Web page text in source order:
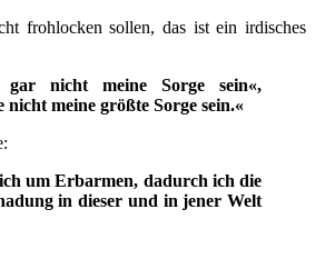
frohlocken sollen, das ist ein irdisches
nicht meine Sorge sein«,
nicht meine größte Sorge sein.«
um Erbarmen, dadurch ich die
in dieser und in jener Welt